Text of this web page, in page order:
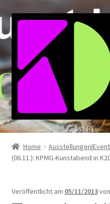
Zur
Zum
Künstlerfarben
Home
(06.11.): KPMG-Kunstabend in
Veröffentlicht am 05/11/2013von